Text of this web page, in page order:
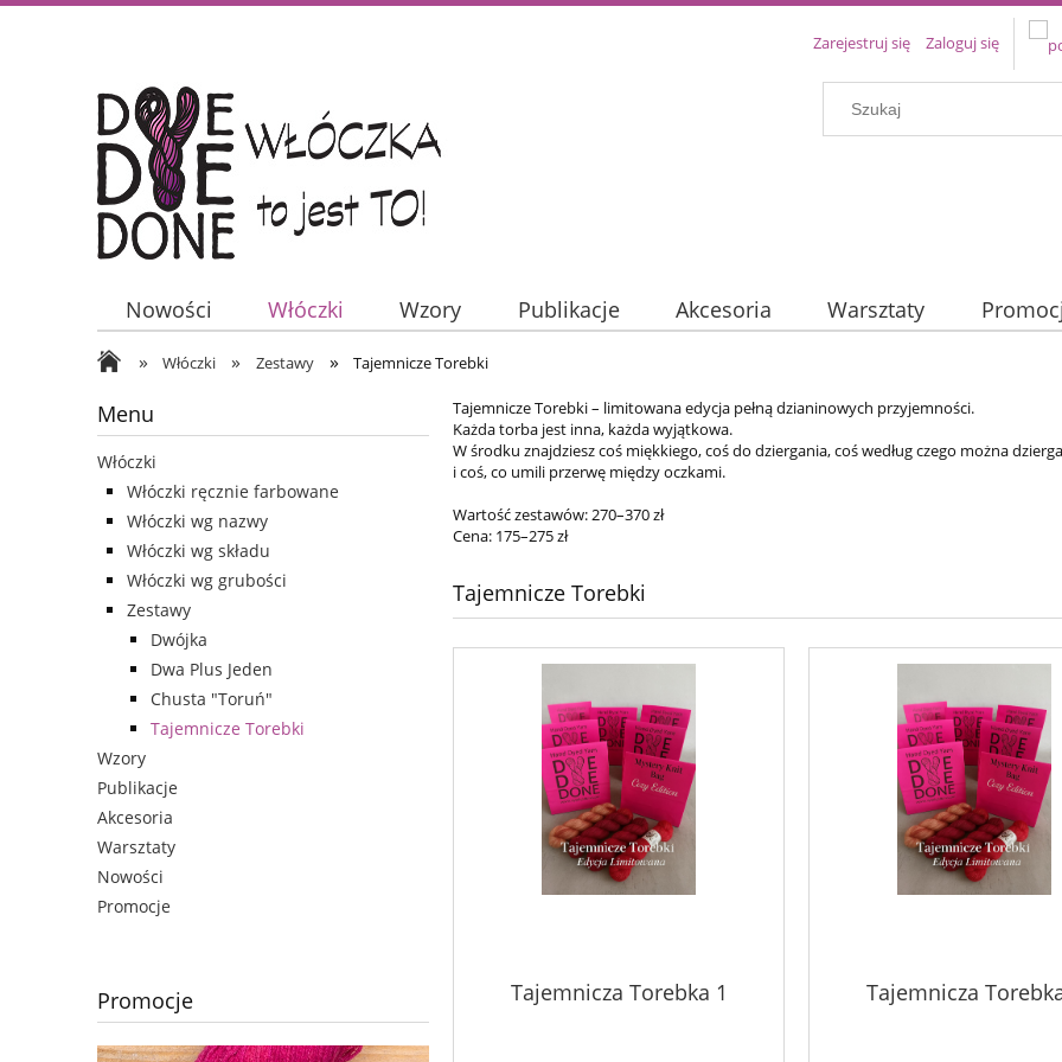
Zarejestruj się Zaloguj się
Nowości Włóczki Wzory Publikacje Akcesoria Warsztaty
» Włóczki » Zestawy » Tajemnicze Torebki
Menu
Włóczki
Włóczki ręcznie farbowane
Włóczki wg nazwy
Włóczki wg składu
Włóczki wg grubości
Zestawy
Dwójka
Dwa Plus Jeden
Chusta "Toruń"
Tajemnicze Torebki
Wzory
Publikacje
Akcesoria
Warsztaty
Nowości
Promocje
Promocje
Tajemnicze Torebki – limitowana edycja pełną dzianinowych przyjemności.
Każda torba jest inna, każda wyjątkowa.
W środku znajdziesz coś miękkiego, coś do dziergania, coś według czego można
i coś, co umili przerwę między oczkami.
Wartość zestawów: 270–370 zł
Cena: 175–275 zł
Tajemnicze Torebki
Tajemnicza Torebka 1 Tajemnicza